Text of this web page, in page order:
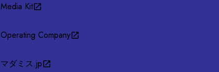
Media Kit
Operating Company
マダミス.jp